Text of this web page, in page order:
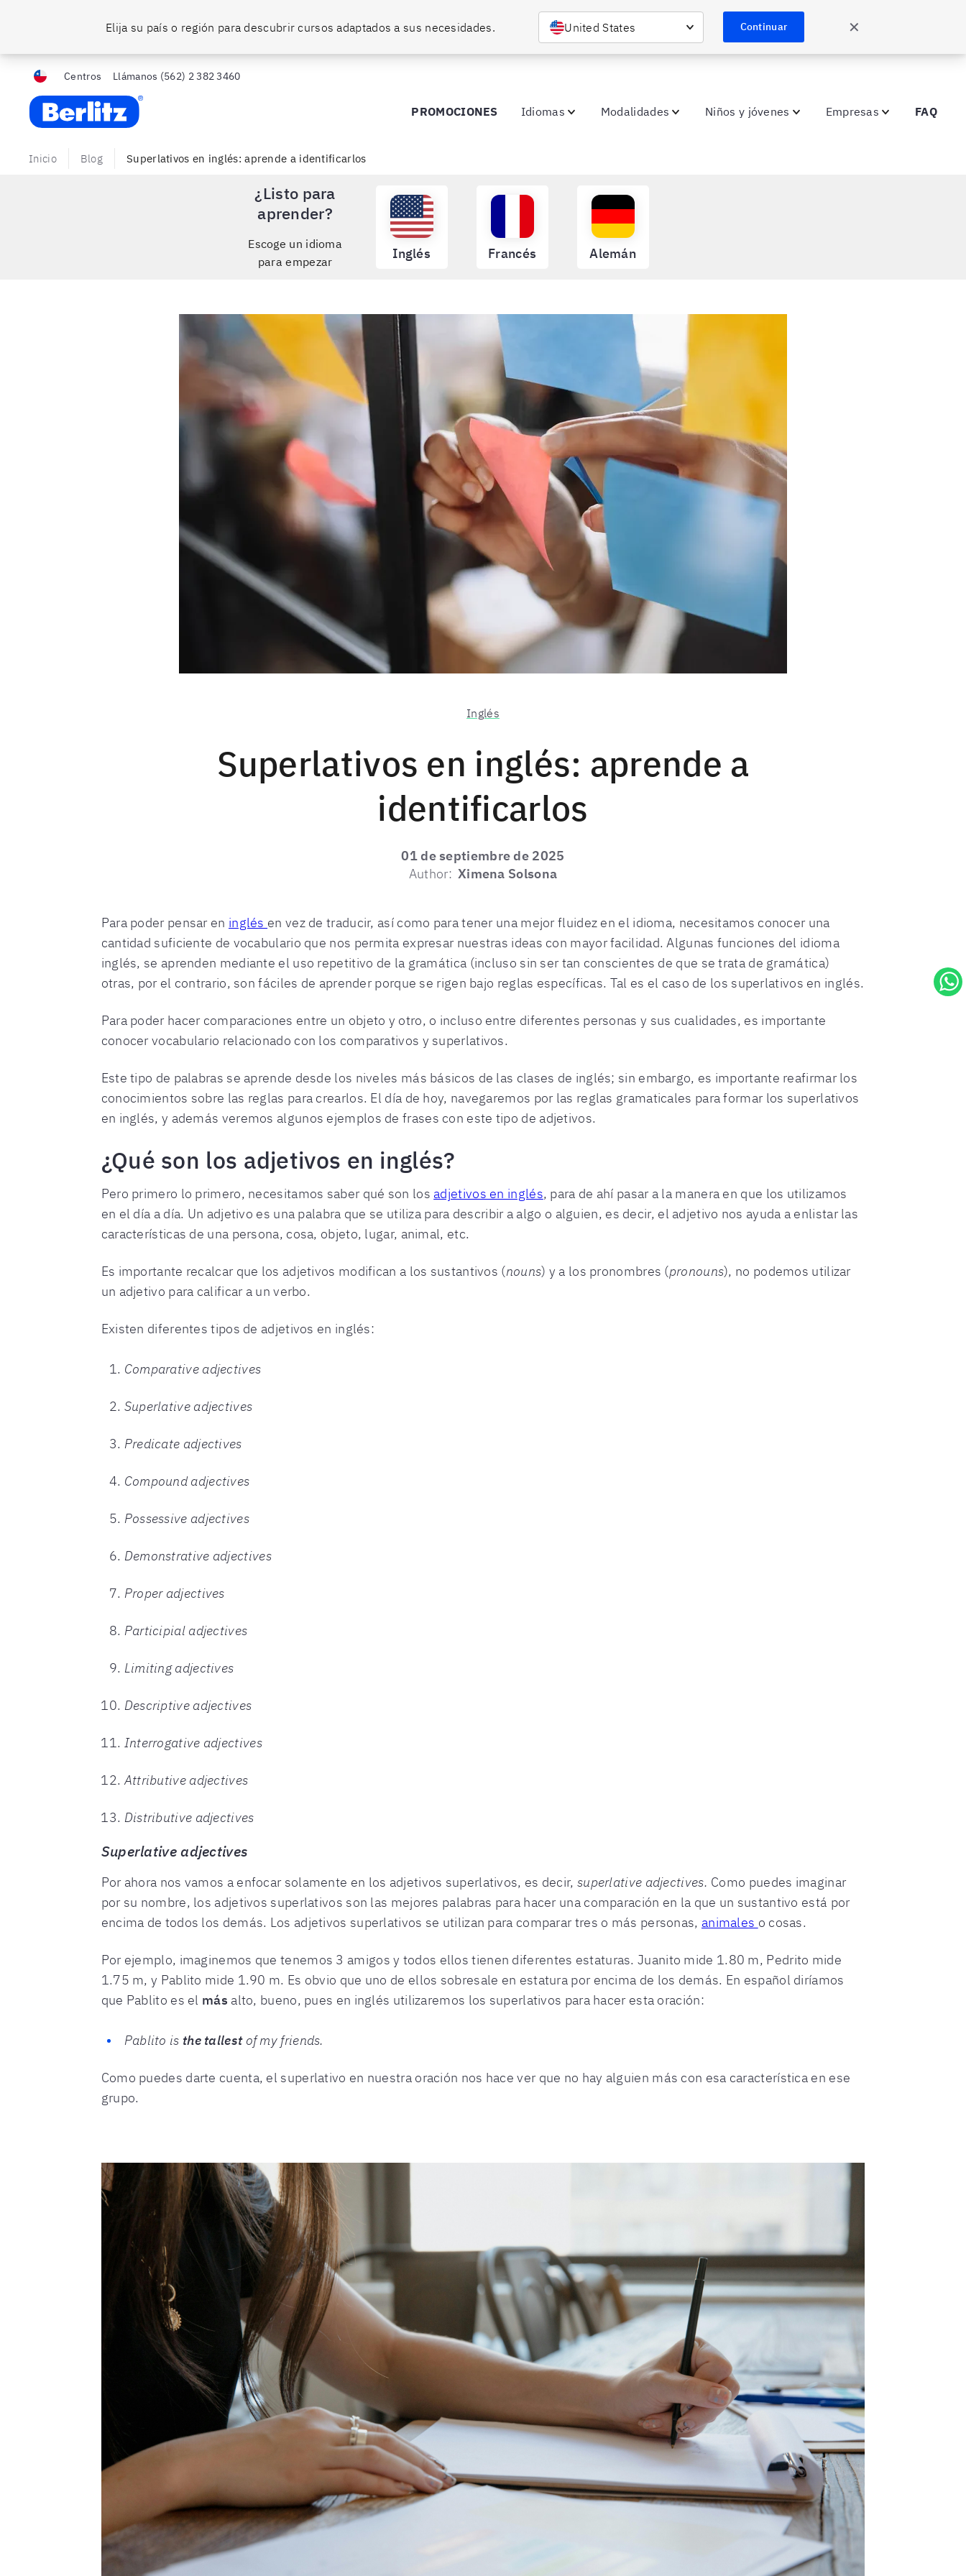
Elija su país o región para descubrir cursos adaptados a sus necesidades. United States Continuar ✕
Centros Llámanos (562) 2 382 3460
Berlitz Chile
PROMOCIONES Idiomas Modalidades Niños y jóvenes Empresas FAQ
Inicio Blog Superlativos en inglés: aprende a identificarlos
¿Listo para
aprender?
Escoge un idioma
para empezar
Inglés Francés Alemán
Inglés
Superlativos en inglés: aprende a
identificarlos
01 de septiembre de 2025
Author: Ximena Solsona
Para poder pensar en inglés en vez de traducir, así como para tener una mejor fluidez en el idioma, necesitamos conocer una
cantidad suficiente de vocabulario que nos permita expresar nuestras ideas con mayor facilidad. Algunas funciones del idioma
inglés, se aprenden mediante el uso repetitivo de la gramática (incluso sin ser tan conscientes de que se trata de gramática)
otras, por el contrario, son fáciles de aprender porque se rigen bajo reglas específicas. Tal es el caso de los superlativos en inglés.
Para poder hacer comparaciones entre un objeto y otro, o incluso entre diferentes personas y sus cualidades, es importante
conocer vocabulario relacionado con los comparativos y superlativos.
Este tipo de palabras se aprende desde los niveles más básicos de las clases de inglés; sin embargo, es importante reafirmar los
conocimientos sobre las reglas para crearlos. El día de hoy, navegaremos por las reglas gramaticales para formar los superlativos
en inglés, y además veremos algunos ejemplos de frases con este tipo de adjetivos.
¿Qué son los adjetivos en inglés?
Pero primero lo primero, necesitamos saber qué son los adjetivos en inglés, para de ahí pasar a la manera en que los utilizamos
en el día a día. Un adjetivo es una palabra que se utiliza para describir a algo o alguien, es decir, el adjetivo nos ayuda a enlistar las
características de una persona, cosa, objeto, lugar, animal, etc.
Es importante recalcar que los adjetivos modifican a los sustantivos (nouns) y a los pronombres (pronouns), no podemos utilizar
un adjetivo para calificar a un verbo.
Existen diferentes tipos de adjetivos en inglés:
Comparative adjectives
Superlative adjectives
Predicate adjectives
Compound adjectives
Possessive adjectives
Demonstrative adjectives
Proper adjectives
Participial adjectives
Limiting adjectives
Descriptive adjectives
Interrogative adjectives
Attributive adjectives
Distributive adjectives
Superlative adjectives
Por ahora nos vamos a enfocar solamente en los adjetivos superlativos, es decir, superlative adjectives. Como puedes imaginar
por su nombre, los adjetivos superlativos son las mejores palabras para hacer una comparación en la que un sustantivo está por
encima de todos los demás. Los adjetivos superlativos se utilizan para comparar tres o más personas, animales o cosas.
Por ejemplo, imaginemos que tenemos 3 amigos y todos ellos tienen diferentes estaturas. Juanito mide 1.80 m, Pedrito mide
1.75 m, y Pablito mide 1.90 m. Es obvio que uno de ellos sobresale en estatura por encima de los demás. En español diríamos
que Pablito es el más alto, bueno, pues en inglés utilizaremos los superlativos para hacer esta oración:
Pablito is the tallestof my friends.
Como puedes darte cuenta, el superlativo en nuestra oración nos hace ver que no hay alguien más con esa característica en ese
grupo.